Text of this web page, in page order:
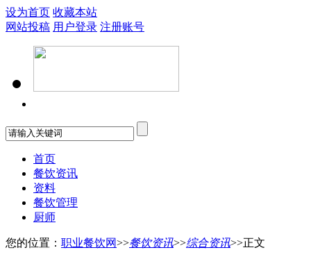
设为首页 收藏本站
网站投稿 用户登录 注册账号
首页
餐饮资讯
资料
餐饮管理
厨师
您的位置： 职业餐饮网>>餐饮资讯>>综合资讯>>正文